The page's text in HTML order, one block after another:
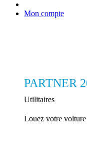
Mon compte
PARTNER
Utilitaires
Louez votre